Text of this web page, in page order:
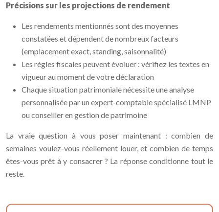
Précisions sur les projections de rendement
Les rendements mentionnés sont des moyennes
constatées et dépendent de nombreux facteurs
(emplacement exact, standing, saisonnalité)
Les règles fiscales peuvent évoluer : vérifiez les textes en
vigueur au moment de votre déclaration
Chaque situation patrimoniale nécessite une analyse
personnalisée par un expert-comptable spécialisé LMNP
ou conseiller en gestion de patrimoine
La vraie question à vous poser maintenant : combien de
semaines voulez-vous réellement louer, et combien de temps
êtes-vous prêt à y consacrer ? La réponse conditionne tout le
reste.